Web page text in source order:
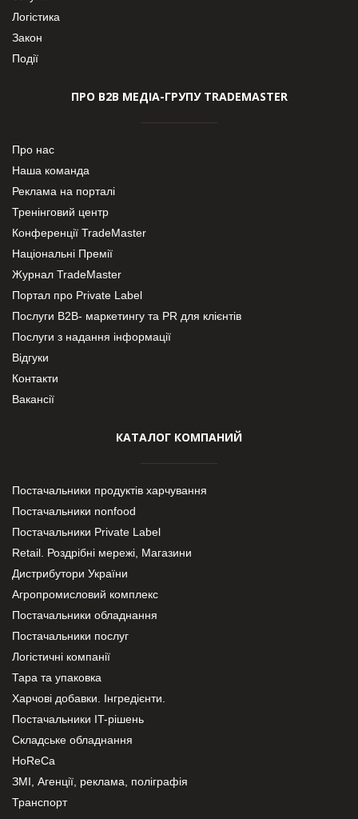
Логістика
Закон
Події
ПРО В2В МЕДІА-ГРУПУ TRADEMASTER
Про нас
Наша команда
Реклама на порталі
Тренінговий центр
Конференції TradeMaster
Національні Премії
Журнал TradeMaster
Портал про Private Label
Послуги В2В- маркетингу та PR для клієнтів
Послуги з надання інформації
Відгуки
Контакти
Вакансії
КАТАЛОГ КОМПАНИЙ
Постачальники продуктів харчування
Постачальники nonfood
Постачальники Private Label
Retail. Роздрібні мережі, Магазини
Дистрибутори України
Агропромисловий комплекс
Постачальники обладнання
Постачальники послуг
Логістичні компанії
Тара та упаковка
Харчові добавки. Інгредієнти.
Постачальники IT-рішень
Складське обладнання
HoReCa
ЗМІ, Агенції, реклама, поліграфія
Транспорт